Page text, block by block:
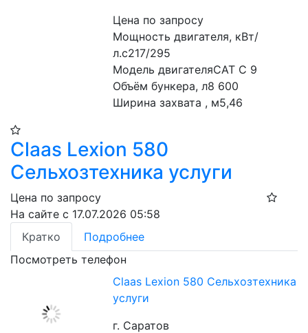
Цена по запросу
Мощность двигателя, кВт/
л.с217/295
Модель двигателяCAT С 9
Объём бункера, л8 600
Ширина захвата , м5,46
Claas Lexion 580
Сельхозтехника услуги
Цена по запросу
На сайте с 17.07.2026 05:58
Кратко
Подробнее
Посмотреть телефон
Claas Lexion 580 Сельхозтехника
услуги
г. Саратов